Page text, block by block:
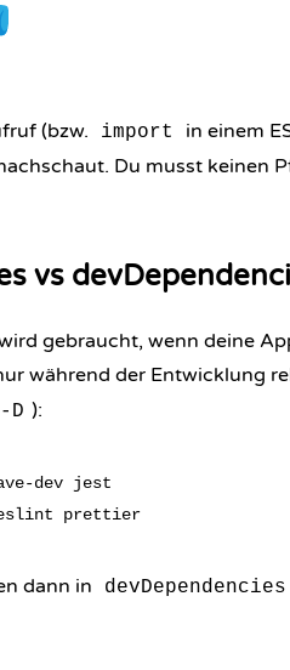
(bzw. import in einem
Du musst keinen
vs
gebraucht, wenn deine
während der Entwicklung
-D ):
dev jest
dann in devDependencies